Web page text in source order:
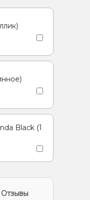
Black (1
Отзывы